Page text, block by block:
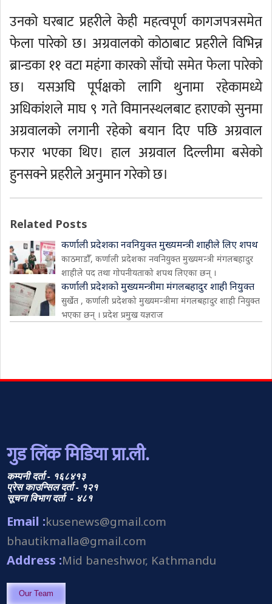
उनको घरबाट प्रहरीले केही महत्वपूर्ण कागजपत्रसमेत
फेला पारेको छ। अग्रवालको कोठाबाट प्रहरीले विभिन्न
ब्रान्डका ११ वटा महंगा कारको साँचो समेत फेला पारेको
छ। यसअघि पूर्पक्षको लागि थुनामा रहेकामध्ये
अधिकांशले माघ ९ गते विमानस्थलबाट हराएको सुनमा
अग्रवालको लगानी रहेको बयान दिए पछि अग्रवाल
फरार भएका थिए। हाल अग्रवाल दिल्लीमा बसेको
हुनसक्ने प्रहरीले अनुमान गरेको छ।
Related Posts
कर्णाली प्रदेशका नवनियुक्त मुख्यमन्त्री शाहीले लिए शपथ
काठमाडौँ, कर्णाली प्रदेशका नवनियुक्त मुख्यमन्त्री मंगलबहादुर
शाहीले पद तथा गोपनीयताको शपथ लिएका छन् ।
कर्णाली प्रदेशको मुख्यमन्त्रीमा मंगलबहादुर शाही नियुक्त
सुर्खेत , कर्णाली प्रदेशको मुख्यमन्त्रीमा मंगलबहादुर शाही नियुक्त
भएका छन् । प्रदेश प्रमुख यज्ञराज
गुड लिंक मिडिया प्रा.ली.
कम्पनी दर्ता - १६८४१३
प्रेस काउन्सिल दर्ता - १२१
सूचना विभाग दर्ता - ४८१
Email :kusenews@gmail.com
bhautikmalla@gmail.com
Address :Mid baneshwor, Kathmandu
Our Team